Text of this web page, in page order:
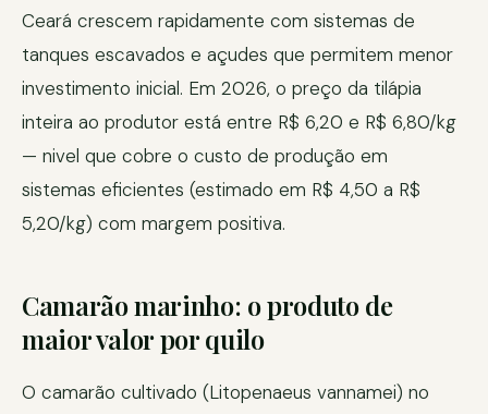
Ceará crescem rapidamente com sistemas de
tanques escavados e açudes que permitem menor
investimento inicial. Em 2026, o preço da tilápia
inteira ao produtor está entre R$ 6,20 e R$ 6,80/kg
— nivel que cobre o custo de produção em
sistemas eficientes (estimado em R$ 4,50 a R$
5,20/kg) com margem positiva.
Camarão marinho: o produto de
maior valor por quilo
O camarão cultivado (Litopenaeus vannamei) no